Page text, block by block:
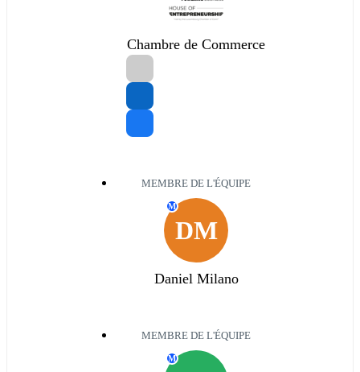
Chambre de Commerce
MEMBRE DE L'ÉQUIPE
DM
M
Daniel Milano
MEMBRE DE L'ÉQUIPE
M